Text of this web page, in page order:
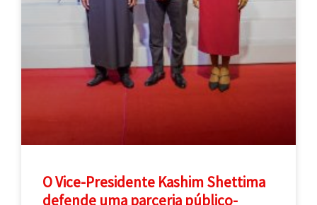
O Vice-Presidente Kashim Shettima
defende uma parceria público-